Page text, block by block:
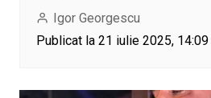
Igor Georgescu
Publicat la 21 iulie 2025, 14:09